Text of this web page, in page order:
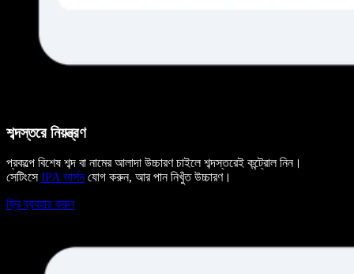
শব্দস্তরে নিয়ন্ত্রণ
প্রকল্পে বিশেষ শব্দ বা নামের আলাদা উচ্চারণ চাইলে শব্দস্তরেই কন্ট্রোল নিন।
সেটিংসেIPA ভার্সনযোগ করুন, আর পান নিখুঁত উচ্চারণ।
ফ্রি ব্যবহার করুন